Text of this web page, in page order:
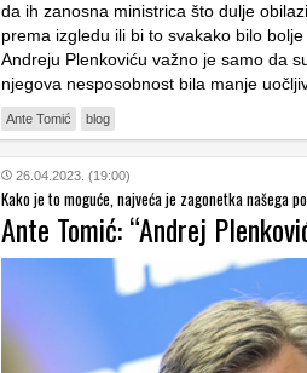
da ih zanosna ministrica što dulje
prema izgledu ili bi to svakako bilo
Andreju Plenkoviću važno je samo da
njegova nesposobnost bila manje
Ante Tomić blog
26.04.2023. (19:00)
Kako je to moguće, najveća je zagonetka našega
Ante Tomić: “Andrej